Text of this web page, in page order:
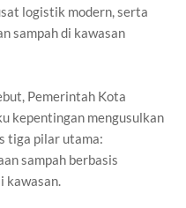
logistik modern, serta
sampah di kawasan
Pemerintah Kota
kepentingan mengusulkan
tiga pilar utama:
sampah berbasis
kawasan.